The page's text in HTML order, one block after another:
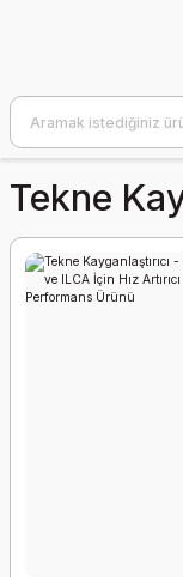
Tekne